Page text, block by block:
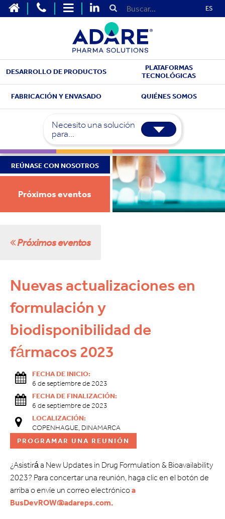
ES
DESARROLLO DE PRODUCTOS
PLATAFORMAS
TECNOLÓGICAS
FABRICACIÓN Y ENVASADO QUIÉNES SOMOS
Necesito una solución
para...
REÚNASE CON NOSOTROS
Próximos eventos
Próximos eventos
Nuevas actualizaciones en
formulación y
biodisponibilidad de
fármacos 2023
FECHA DE INICIO:
6 de septiembre de 2023
FECHA DE FINALIZACIÓN:
6 de septiembre de 2023
LOCALIZACIÓN:
COPENHAGUE, DINAMARCA
PROGRAMAR UNA REUNIÓN
¿Asistirá a New Updates in Drug Formulation & Bioavailability
2023? Para concertar una reunión, haga clic en el botón de
arriba o envíe un correo electrónicoa
BusDevROW@adareps.com.